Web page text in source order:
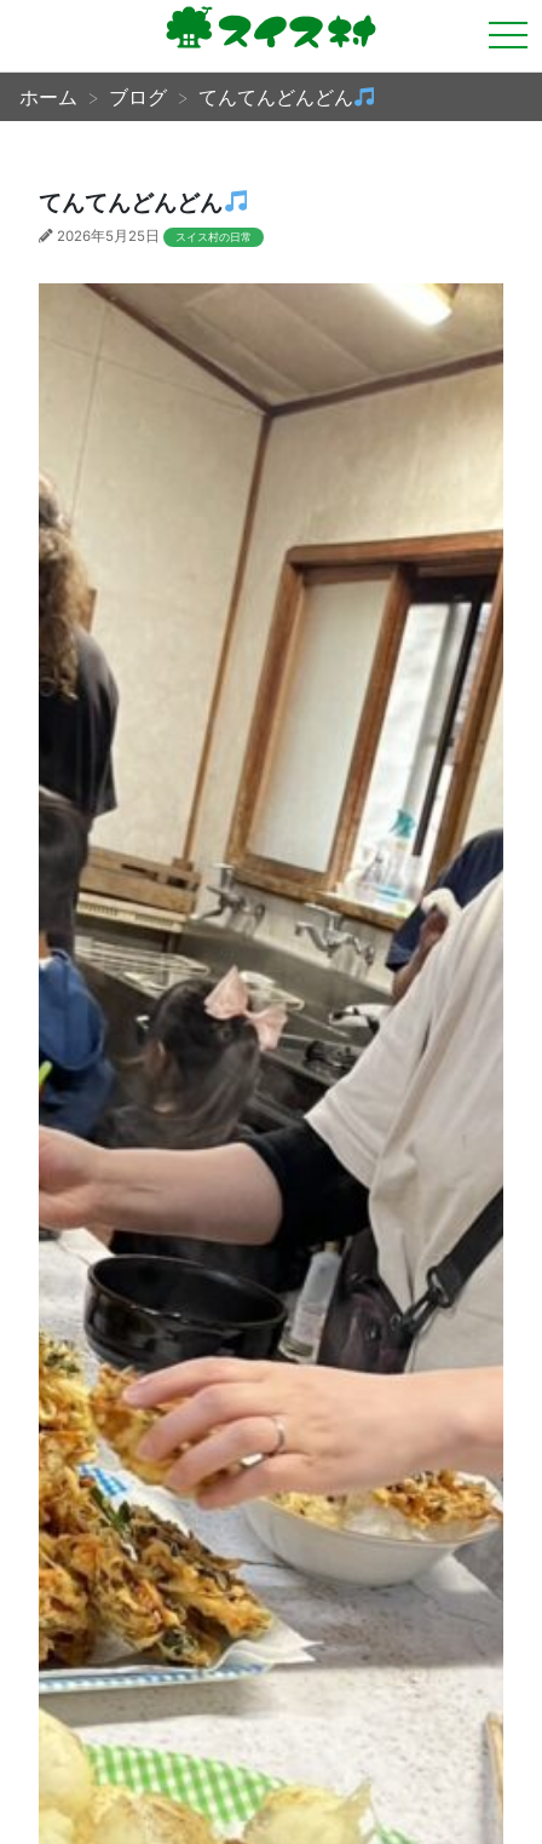
ホーム
ブログ てんてんどんどん
てんてんどんどん
2026年5月25日 スイス村の日常